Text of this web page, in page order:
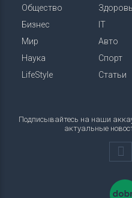
Общество
Бизнес
Мир
Наука
LifeStyle
IT
Авто
Спорт
Статьи
Подписывайтесь на наши
актуальные